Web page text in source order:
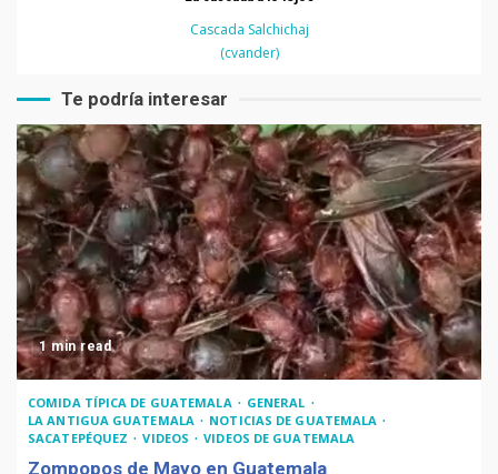
Cascada Salchichaj
(cvander)
Te podría interesar
1 min read
COMIDA TÍPICA DE GUATEMALA
GENERAL
LA ANTIGUA GUATEMALA
NOTICIAS DE GUATEMALA
SACATEPÉQUEZ
VIDEOS VIDEOS DE GUATEMALA
Zompopos de Mayo en Guatemala